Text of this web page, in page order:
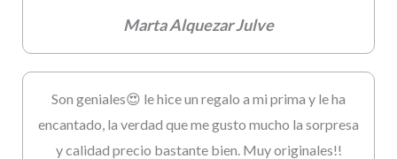
Marta Alquezar Julve
Son geniales😍 le hice un regalo a mi prima y le ha
encantado, la verdad que me gusto mucho la sorpresa
y calidad precio bastante bien. Muy originales!!